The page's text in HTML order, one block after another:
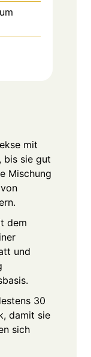
mit
bis sie gut
Mischung
dem
und
30
damit sie
sich